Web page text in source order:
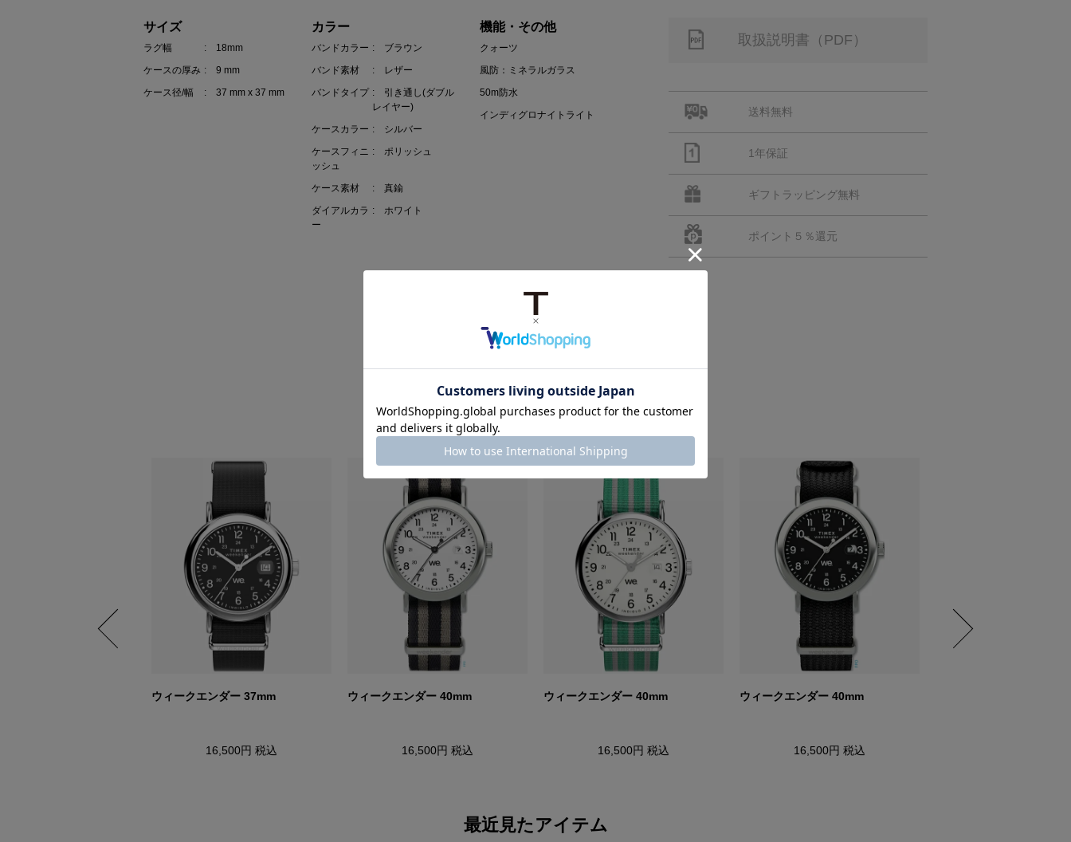
サイズ
ラグ幅
: 18mm
ケースの厚み : 9 mm
ケース径/幅
: 37 mm x 37 mm
カラー
バンドカラー : ブラウン
バンド素材
: レザー
バンドタイプ : 引き通し(ダブル
レイヤー)
ケースカラー : シルバー
ケースフィニ
ッシュ
: ポリッシュ
ケース素材
: 真鍮
ダイアルカラ
ー
: ホワイト
機能・その他
クォーツ
風防：ミネラルガラス
50m防水
インディグロナイトライト
取扱説明書（PDF）
送料無料
1年保証
ギフトラッピング無料
ポイント５％還元
RECOMMEND ITEM
ウィークエンダー 37mm
16,500円 税込
ウィークエンダー 40mm
16,500円 税込
ウィークエンダー 40mm
16,500円 税込
ウィークエンダー 40mm
16,500円 税込
最近見たアイテム